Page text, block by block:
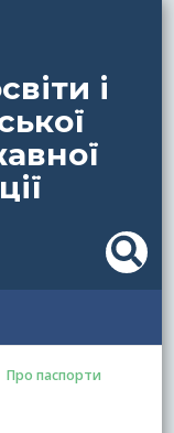
і
Про паспорти